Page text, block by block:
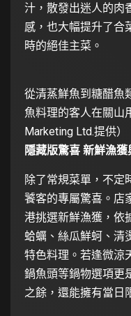
汁，散發出迷人的肉
感，也大幅提升了合
時的絕佳主菜。
從清蒸鮮魚到糖醋魚
魚料理的客人在關山
Marketing Ltd.提供）
隱藏版驚喜 新鮮漁
除了常規菜單，不定
饕客的專屬驚喜。店
港挑選新鮮漁獲，依
蛤蠣、絲瓜鮮蚵、清
特色料理。若逢微涼
鍋魚頭等鍋物選項更
之餘，還能擁有當日